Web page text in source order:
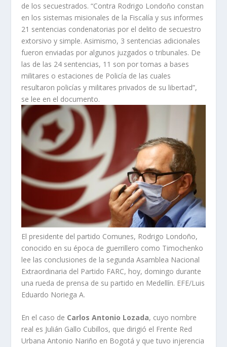
de los secuestrados. “Contra Rodrigo Londoño constan
en los sistemas misionales de la Fiscalía y sus informes
21 sentencias condenatorias por el delito de secuestro
extorsivo y simple. Asimismo, 3 sentencias adicionales
fueron enviadas por algunos juzgados o tribunales. De
las de las 24 sentencias, 11 son por tomas a bases
militares o estaciones de Policía de las cuales
resultaron policías y militares privados de su libertad”,
se lee en el documento.
El presidente del partido Comunes, Rodrigo Londoño,
conocido en su época de guerrillero como Timochenko
lee las conclusiones de la segunda Asamblea Nacional
Extraordinaria del Partido FARC, hoy, domingo durante
una rueda de prensa de su partido en Medellín. EFE/Luis
Eduardo Noriega A.
En el caso de Carlos Antonio Lozada, cuyo nombre
real es Julián Gallo Cubillos, que dirigió el Frente Red
Urbana Antonio Nariño en Bogotá y que tuvo injerencia